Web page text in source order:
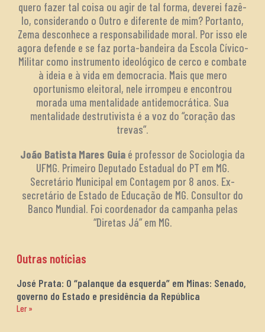
quero fazer tal coisa ou agir de tal forma, deverei fazê-
lo, considerando o Outro e diferente de mim? Portanto,
Zema desconhece a responsabilidade moral. Por isso ele
agora defende e se faz porta-bandeira da Escola Cívico-
Militar como instrumento ideológico de cerco e combate
à ideia e à vida em democracia. Mais que mero
oportunismo eleitoral, nele irrompeu e encontrou
morada uma mentalidade antidemocrática. Sua
mentalidade destrutivista é a voz do “coração das
trevas”.
João Batista Mares Guia é professor de Sociologia da
UFMG. Primeiro Deputado Estadual do PT em MG.
Secretário Municipal em Contagem por 8 anos. Ex-
secretário de Estado de Educação de MG. Consultor do
Banco Mundial. Foi coordenador da campanha pelas
“Diretas Já” em MG.
Outras notícias
José Prata: O “palanque da esquerda” em Minas: Senado,
governo do Estado e presidência da República
Ler »